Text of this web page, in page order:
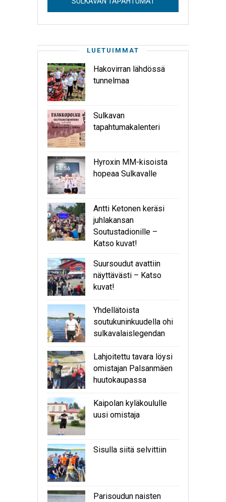
LUETUIMMAT
Hakovirran lähdössä
tunnelmaa
Sulkavan
tapahtumakalenteri
Hyroxin MM-kisoista
hopeaa Sulkavalle
Antti Ketonen keräsi
juhlakansan
Soutustadionille –
Katso kuvat!
Suursoudut avattiin
näyttävästi – Katso
kuvat!
Yhdellätoista
soutukuninkuudella ohi
sulkavalaislegendan
Lahjoitettu tavara löysi
omistajan Palsanmäen
huutokaupassa
Kaipolan kyläkoululle
uusi omistaja
Sisulla siitä selvittiin
Parisoudun naisten